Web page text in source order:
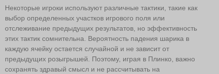
Некоторые игроки используют различные тактики, такие как
выбор определенных участков игрового поля или
отслеживание предыдущих результатов, но эффективность
этих тактик сомнительна. Вероятность падения шарика в
каждую ячейку остается случайной и не зависит от
предыдущих розыгрышей. Поэтому, играя в Плинко, важно
сохранять здравый смысл и не рассчитывать на